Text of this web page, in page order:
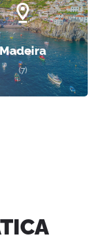
(7)